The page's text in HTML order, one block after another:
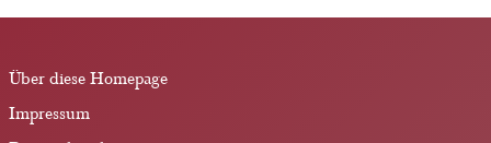
Über diese Homepage
Impressum